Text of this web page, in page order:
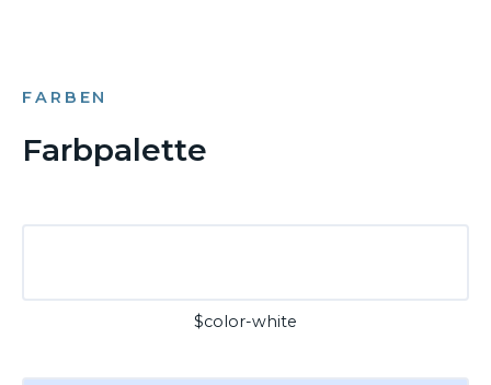
FARBEN
Farbpalette
$color-white